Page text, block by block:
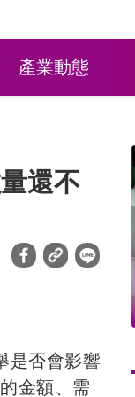
產業動態
還不
是否會影響
金額、需